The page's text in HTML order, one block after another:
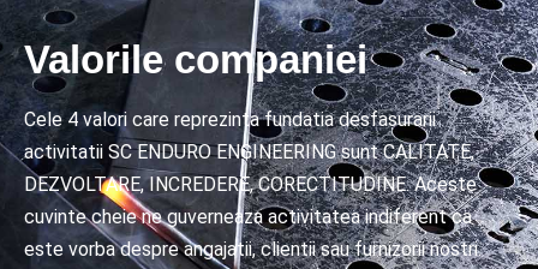
Valorile companiei
Cele 4 valori care reprezinta fundatia desfasurarii
activitatii SC ENDURO ENGINEERING sunt CALITATE,
DEZVOLTARE, INCREDERE, CORECTITUDINE. Aceste
cuvinte cheie ne guverneaza activitatea indiferent ca
este vorba despre angajatii, clientii sau furnizorii nostri.